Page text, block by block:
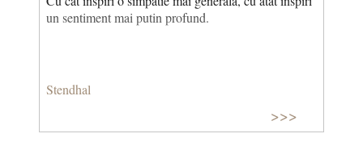
un sentiment mai putin profund.
Stendhal
>>>